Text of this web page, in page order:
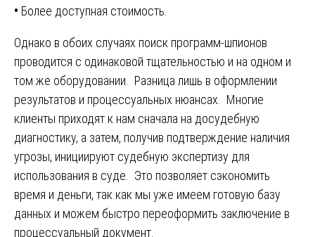
• Более доступная стоимость.
Однако в обоих случаях поиск программ-шпионов
проводится с одинаковой тщательностью и на одном и
том же оборудовании. Разница лишь в оформлении
результатов и процессуальных нюансах. Многие
клиенты приходят к нам сначала на досудебную
диагностику, а затем, получив подтверждение наличия
угрозы, инициируют судебную экспертизу для
использования в суде. Это позволяет сэкономить
время и деньги, так как мы уже имеем готовую базу
данных и можем быстро переоформить заключение в
процессуальный документ.